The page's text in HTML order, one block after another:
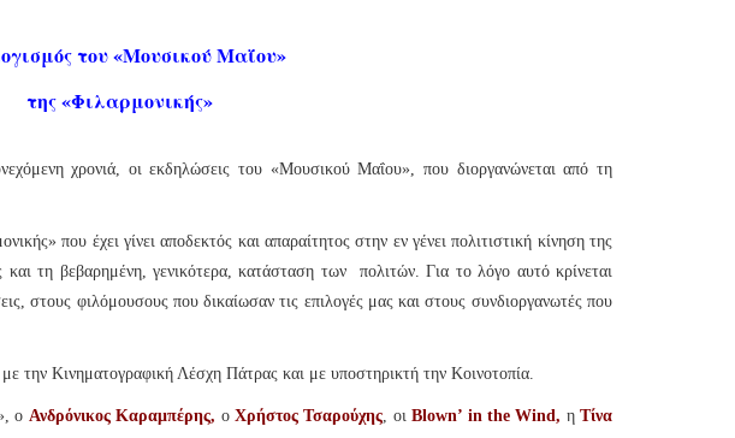
του «Μουσικού Μαΐου»
της «Φιλαρμονικής»
χρονιά, οι εκδηλώσεις του «Μουσικού Μαΐου», που διοργανώνεται από τη
που έχει γίνει αποδεκτός και απαραίτητος στην εν γένει πολιτιστική κίνηση της
τη βεβαρημένη, γενικότερα, κατάσταση των πολιτών. Για το λόγο αυτό κρίνεται
στους φιλόμουσους που δικαίωσαν τις επιλογές μας και στους συνδιοργανωτές που
Κινηματογραφική Λέσχη Πάτρας και με υποστηρικτή την Κοινοτοπία.
ο Ανδρόνικος Καραμπέρης, ο Χρήστος Τσαρούχης, οιBlown’ in the Wind, ηΤίνα